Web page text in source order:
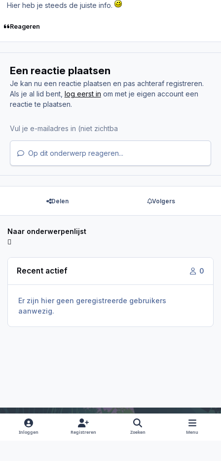
Hier heb je steeds de juiste info.
Reageren
Een reactie plaatsen
Je kan nu een reactie plaatsen en pas achteraf registreren.
Als je al lid bent, log eerst in om met je eigen account een
reactie te plaatsen.
Op dit onderwerp reageren...
Delen Volgers
Naar onderwerpenlijst
Recent actief 0
Er zijn hier geen geregistreerde gebruikers
aanwezig.
Light ModeDark ModeSystem Preference
Inloggen Registreren Zoeken Menu